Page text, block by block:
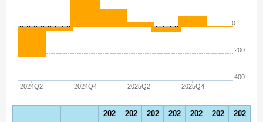
2024Q2 2024Q4 2025Q2 2025Q4
-400
-200
0
202
202
202
202
202
202
202